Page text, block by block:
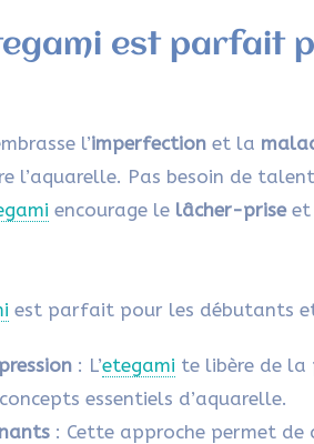
est parfait
l’imperfection et la
l’aquarelle. Pas besoin de
encourage le lâcher-prise et
est parfait pour les débutants
: L’etegami te libère de la
essentiels d’aquarelle.
: Cette approche permet